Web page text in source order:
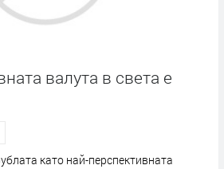
валута в света е
като най-перспективната